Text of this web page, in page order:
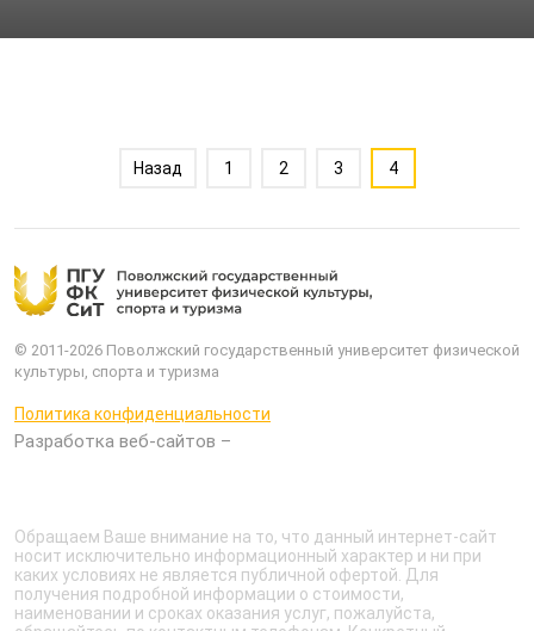
Назад 1 2 3 4
© 2011-2026 Поволжский государственный университет физической
культуры, спорта и туризма
Политика конфиденциальности
Разработка веб-сайтов –
Обращаем Ваше внимание на то, что данный интернет-сайт
носит исключительно информационный характер и ни при
каких условиях не является публичной офертой. Для
получения подробной информации о стоимости,
наименовании и сроках оказания услуг, пожалуйста,